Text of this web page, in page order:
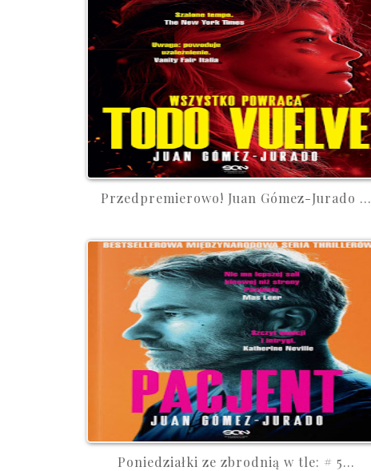
Przedpremierowo! Juan Gómez-Jurado ...
Poniedziałki ze zbrodnią w tle: # 5...